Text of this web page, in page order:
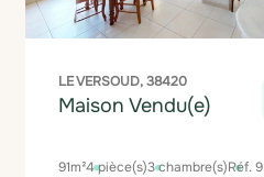
LE VERSOUD, 38420
Maison Vendu(e)
91m²4 pièce(s)3 chambre(s)Réf.